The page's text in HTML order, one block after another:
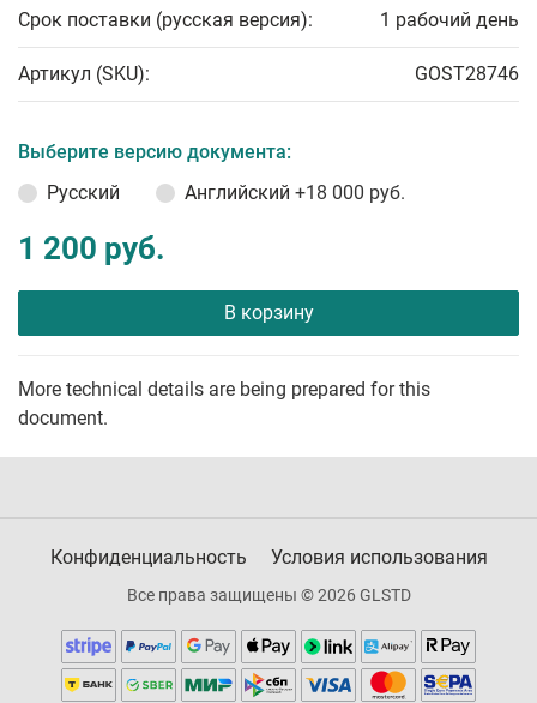
Срок поставки (русская версия): 1 рабочий день
Артикул (SKU): GOST28746
Выберите версию документа:
Русский
Английский +18 000 руб.
1 200 руб.
В корзину
More technical details are being prepared for this
document.
Конфиденциальность Условия использования
Все права защищены © 2026 GLSTD